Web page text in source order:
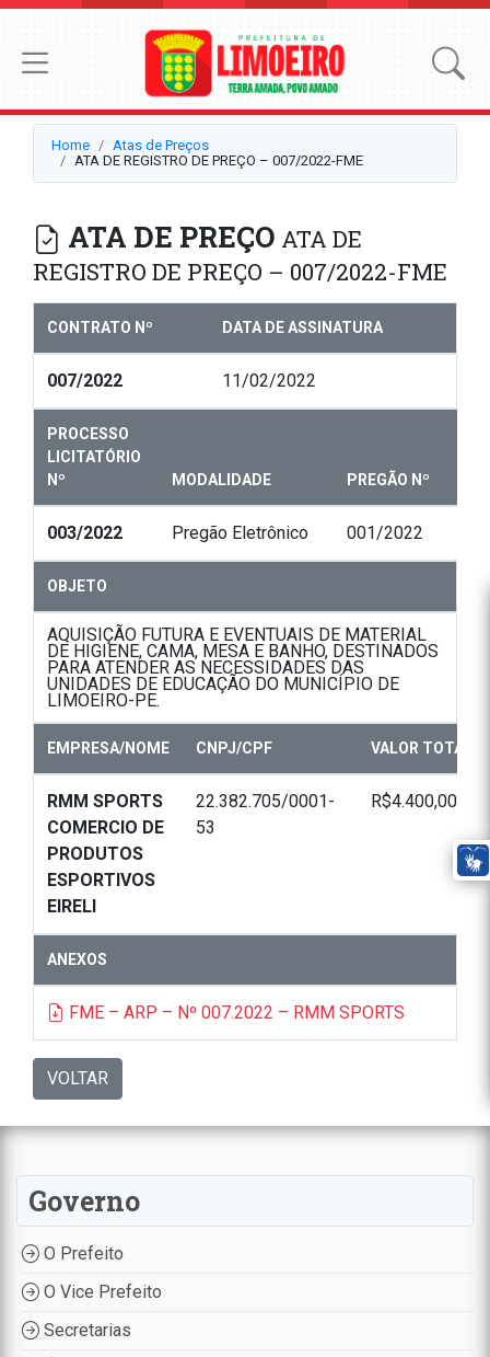
Home
Atas de Preços
ATA DE REGISTRO DE PREÇO – 007/2022-FME
ATA DE PREÇO ATA DE
REGISTRO DE PREÇO – 007/2022-FME
CONTRATO Nº DATA DE ASSINATURA
007/2022 11/02/2022
PROCESSO
LICITATÓRIO
Nº
MODALIDADE PREGÃO Nº
003/2022 Pregão Eletrônico 001/2022
OBJETO
AQUISIÇÃO FUTURA E EVENTUAIS DE MATERIAL
DE HIGIENE, CAMA, MESA E BANHO, DESTINADOS
PARA ATENDER AS NECESSIDADES DAS
UNIDADES DE EDUCAÇÃO DO MUNICÍPIO DE
LIMOEIRO-PE.
EMPRESA/NOME CNPJ/CPF VALOR TOTAL
RMM SPORTS
COMERCIO DE
PRODUTOS
ESPORTIVOS
EIRELI
22.382.705/0001-
53
R$4.400,00
ANEXOS
FME – ARP – Nº 007.2022 – RMM SPORTS
VOLTAR
Governo
O Prefeito
O Vice Prefeito
Secretarias